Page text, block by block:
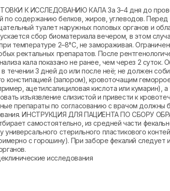
К ИССЛЕДОВАНИЮ КАЛА За 3–4 дня до
по содержанию белков, жиров, углеводов. Перед
туалет наружных половых органов и
сбор биоматериала вечером, в этом
температуре 2–8°С, не замораживая.
ректальных препаратов. После
кала показано не ранее, чем через 2 суток.
течении 3 дней до или после неё; не должен
констипацией (запором), кровоточащим
ацетилсалициловая кислота или кумарин),
изъязвление слизистой и привести к
препараты по согласованию с врачом должны
ИНСТРУКЦИЯ ДЛЯ ПАЦИЕНТА ПО СБОРУ
самостоятельно, из средней части
универсального стерильного пластикового
с горошину). При заборе фекалий следует
исследования